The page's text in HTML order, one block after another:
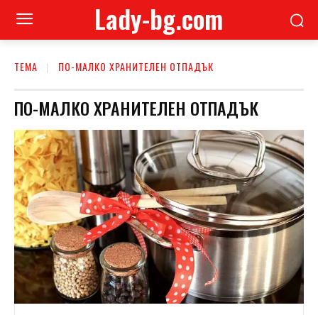
Lady-bg.com
ТЕМА ПО-МАЛКО ХРАНИТЕЛЕН ОТПАДЪК
ПО-МАЛКО ХРАНИТЕЛЕН ОТПАДЪК